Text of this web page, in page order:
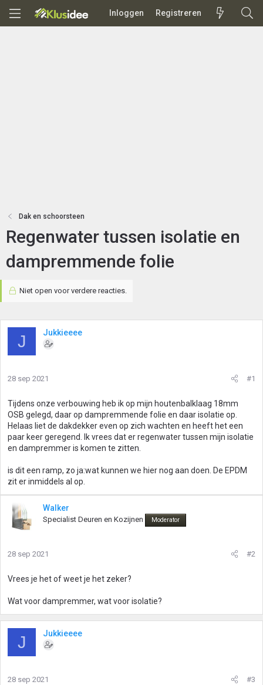
Inloggen Registreren
Dak en schoorsteen
Regenwater tussen isolatie en
dampremmende folie
Niet open voor verdere reacties.
J Jukkieeee
28 sep 2021 #1
Tijdens onze verbouwing heb ik op mijn houtenbalklaag 18mm
OSB gelegd, daar op dampremmende folie en daar isolatie op.
Helaas liet de dakdekker even op zich wachten en heeft het een
paar keer geregend. Ik vrees dat er regenwater tussen mijn isolatie
en dampremmer is komen te zitten.
is dit een ramp, zo ja:wat kunnen we hier nog aan doen. De EPDM
zit er inmiddels al op.
Walker
Specialist Deuren en Kozijnen Moderator
28 sep 2021 #2
Vrees je het of weet je het zeker?
Wat voor dampremmer, wat voor isolatie?
J Jukkieeee
28 sep 2021 #3